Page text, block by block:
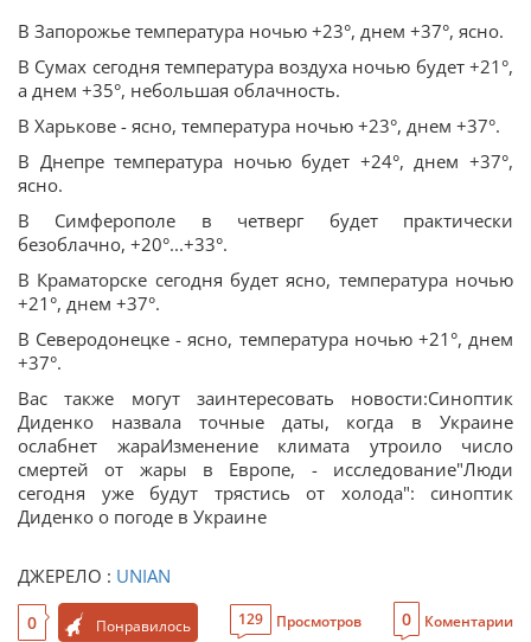
В Запорожье температура ночью +23°, днем +37°, ясно.
В Сумах сегодня температура воздуха ночью будет +21°,
а днем +35°, небольшая облачность.
В Харькове - ясно, температура ночью +23°, днем +37°.
В Днепре температура ночью будет +24°, днем +37°,
ясно.
В Симферополе в четверг будет практически
безоблачно, +20°...+33°.
В Краматорске сегодня будет ясно, температура ночью
+21°, днем +37°.
В Северодонецке - ясно, температура ночью +21°, днем
+37°.
Вас также могут заинтересовать новости:Синоптик
Диденко назвала точные даты, когда в Украине
ослабнет жараИзменение климата утроило число
смертей от жары в Европе, - исследование"Люди
сегодня уже будут трястись от холода": синоптик
Диденко о погоде в Украине
ДЖЕРЕЛО : UNIAN
0 Понравилось 129 Просмотров 0 Коментарии